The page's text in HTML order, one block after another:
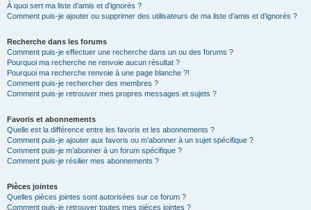
À quoi sert ma liste d’amis et d’ignorés ?
Comment puis-je ajouter ou supprimer des utilisateurs de ma liste d’amis et d’ignorés ?
Recherche dans les forums
Comment puis-je effectuer une recherche dans un ou des forums ?
Pourquoi ma recherche ne renvoie aucun résultat ?
Pourquoi ma recherche renvoie à une page blanche ?!
Comment puis-je rechercher des membres ?
Comment puis-je retrouver mes propres messages et sujets ?
Favoris et abonnements
Quelle est la différence entre les favoris et les abonnements ?
Comment puis-je ajouter aux favoris ou m’abonner à un sujet spécifique ?
Comment puis-je m’abonner à un forum spécifique ?
Comment puis-je résilier mes abonnements ?
Pièces jointes
Quelles pièces jointes sont autorisées sur ce forum ?
Comment puis-je retrouver toutes mes pièces jointes ?